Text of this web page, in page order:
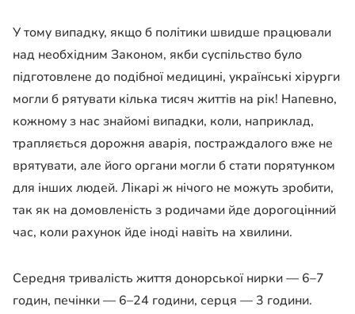
У тому випадку, якщо б політики швидше працювали
над необхідним Законом, якби суспільство було
підготовлене до подібної медицині, українські хірурги
могли б рятувати кілька тисяч життів на рік! Напевно,
кожному з нас знайомі випадки, коли, наприклад,
трапляється дорожня аварія, постраждалого вже не
врятувати, але його органи могли б стати порятунком
для інших людей. Лікарі ж нічого не можуть зробити,
так як на домовленість з родичами йде дорогоцінний
час, коли рахунок йде іноді навіть на хвилини.
Середня тривалість життя донорської нирки — 6–7
годин, печінки — 6–24 години, серця — 3 години.